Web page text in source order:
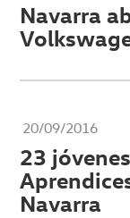
Navarra
20/09/2016
23
Navarra